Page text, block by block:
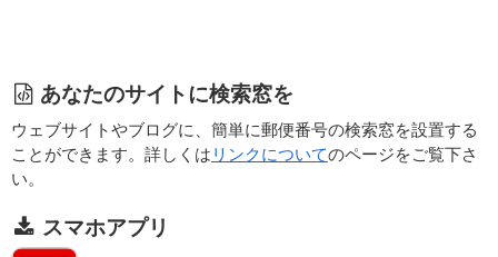
あなたのサイトに検索窓を
ウェブサイトやブログに、簡単に郵便番号の検索窓を設置する
ことができます。詳しくは リンクについてのページをご覧下さ
い。
スマホアプリ